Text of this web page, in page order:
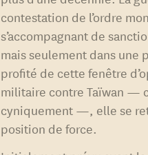
contestation de l’ordre
s’accompagnant de
mais seulement dans une
profité de cette fenêtre
militaire contre Taïwan —
cyniquement —, elle se
position de force.